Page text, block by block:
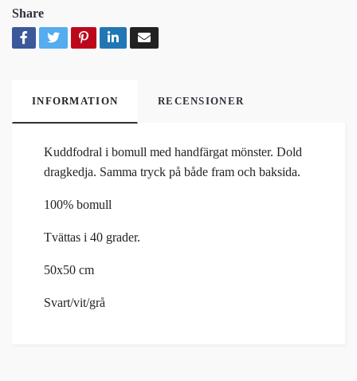
Share
INFORMATION RECENSIONER
Kuddfodral i bomull med handfärgat mönster. Dold
dragkedja. Samma tryck på både fram och baksida.
100% bomull
Tvättas i 40 grader.
50x50 cm
Svart/vit/grå